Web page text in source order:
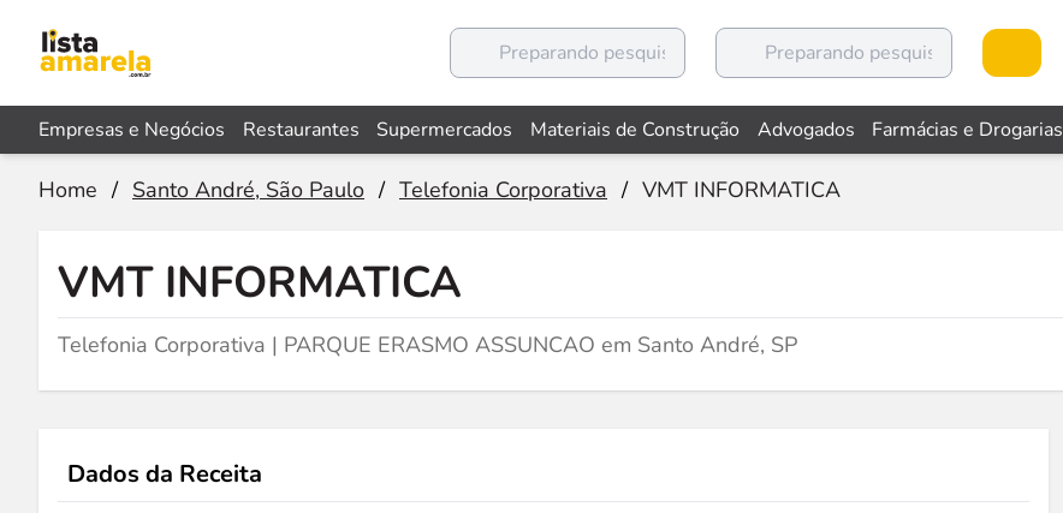
Empresas e Negócios Restaurantes Supermercados Materiais de Construção Advogados Farmácias e Drogarias
Home / Santo André, São Paulo / Telefonia Corporativa / VMT INFORMATICA
VMT INFORMATICA
Telefonia Corporativa | PARQUE ERASMO ASSUNCAO em Santo André, SP
Dados da Receita